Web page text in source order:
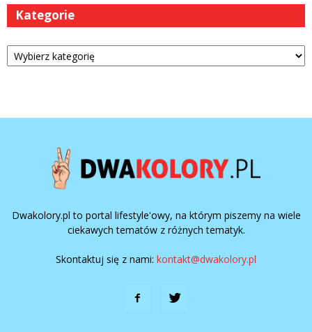
Kategorie
Kategorie
Dwakolory.pl to portal lifestyle'owy, na którym piszemy na wiele
ciekawych tematów z różnych tematyk.
Skontaktuj się z nami: kontakt@dwakolory.pl